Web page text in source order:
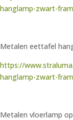
hanglamp-zwart-
Metalen eettafel
https://
hanglamp-zwart-
Metalen vloerlamp